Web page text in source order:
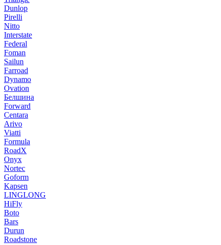
Dunlop
Pirelli
Nitto
Interstate
Federal
Foman
Sailun
Farroad
Dynamo
Ovation
Белшина
Forward
Centara
Arivo
Viatti
Formula
RoadX
Onyx
Nortec
Goform
Kapsen
LINGLONG
HiFly
Boto
Bars
Durun
Roadstone